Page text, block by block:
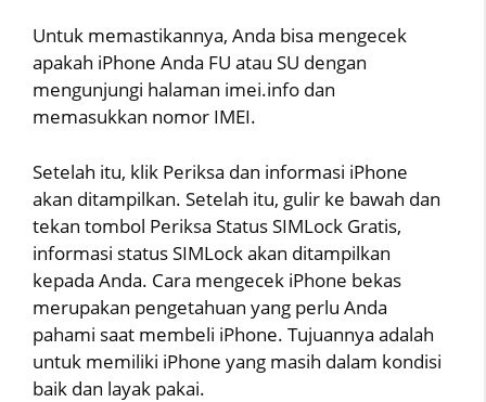
Untuk memastikannya, Anda bisa mengecek
apakah iPhone Anda FU atau SU dengan
mengunjungi halaman imei.info dan
memasukkan nomor IMEI.
Setelah itu, klik Periksa dan informasi iPhone
akan ditampilkan. Setelah itu, gulir ke bawah dan
tekan tombol Periksa Status SIMLock Gratis,
informasi status SIMLock akan ditampilkan
kepada Anda. Cara mengecek iPhone bekas
merupakan pengetahuan yang perlu Anda
pahami saat membeli iPhone. Tujuannya adalah
untuk memiliki iPhone yang masih dalam kondisi
baik dan layak pakai.